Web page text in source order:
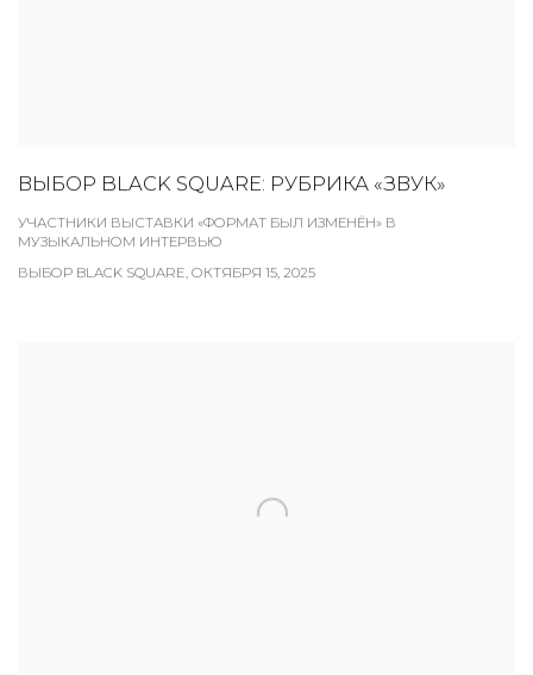
ВЫБОР BLACK SQUARE: РУБРИКА «ЗВУК»
УЧАСТНИКИ ВЫСТАВКИ «ФОРМАТ БЫЛ ИЗМЕНЁН» В
МУЗЫКАЛЬНОМ ИНТЕРВЬЮ
ВЫБОР BLACK SQUARE, ОКТЯБРЯ 15, 2025